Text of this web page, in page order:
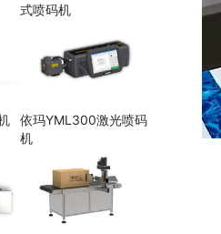
式喷码机
依玛YML300激光喷码
机